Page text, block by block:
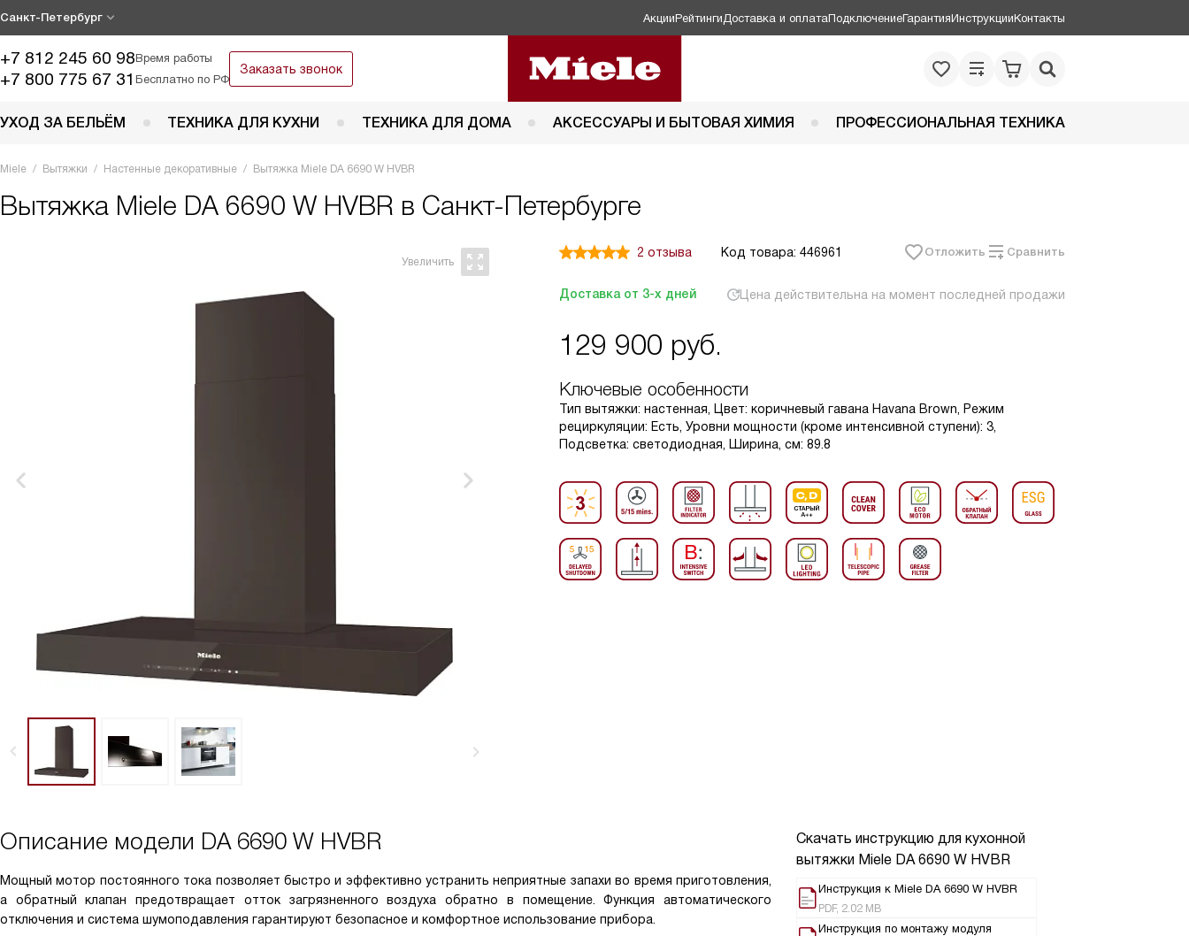
Санкт-Петербург АкцииРейтинги Доставка и оплатаПодключениеГарантияИнструкцииКонтакты
+7 812 245 60 98Время работы
+7 800 775 67 31 Бесплатно по РФ
Заказать звонок
УХОД ЗА БЕЛЬЁМ ТЕХНИКА ДЛЯ КУХНИ ТЕХНИКА ДЛЯ ДОМА АКСЕССУАРЫ И БЫТОВАЯ ХИМИЯ ПРОФЕССИОНАЛЬНАЯ ТЕХНИКА
Miele Вытяжки Настенные декоративные Вытяжка Miele DA 6690 W HVBR
Вытяжка Miele DA 6690 W HVBR в Санкт-Петербурге
2 отзыва Код товара: 446961 Отложить Сравнить
Доставка от 3-х дней Цена действительна на момент последней продажи
129 900 руб.
Ключевые особенности
Тип вытяжки: настенная, Цвет: коричневый гавана Havana Brown, Режим
рециркуляции: Есть, Уровни мощности (кроме интенсивной ступени): 3,
Подсветка: светодиодная, Ширина, см: 89.8
Скачать инструкцию для кухонной
вытяжки Miele DA 6690 W HVBR
Инструкция к Miele DA 6690 W HVBR
PDF, 2.02 MB
Инструкция по монтажу модуля
Описание модели DA 6690 W HVBR
Мощный мотор постоянного тока позволяет быстро и эффективно устранить неприятные запахи во время приготовления,
а обратный клапан предотвращает отток загрязненного воздуха обратно в помещение. Функция автоматического
отключения и система шумоподавления гарантируют безопасное и комфортное использование прибора.